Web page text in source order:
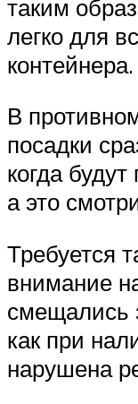
таким
легко для
контейнера.
В
посадки
когда
а это
Требуется
внимание
смещались
как при
нарушена